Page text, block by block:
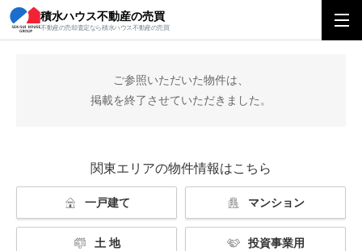
積水ハウス不動産の売買
不動産の売却査定なら積水ハウス不動産の売買
積水ハウス不動産の売買 関東エリアトップ
ご参照いただいた物件は、
掲載を終了させていただきました。
関東エリアの物件情報はこちら
一戸建て マンション
土 地 投資事業用